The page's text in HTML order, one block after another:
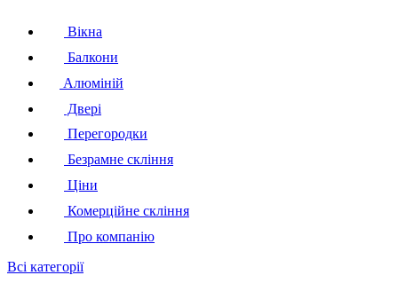
Вікна
Балкони
Алюміній
Двері
Перегородки
Безрамне скління
Ціни
Комерційне скління
Про компанію
Всі категорії